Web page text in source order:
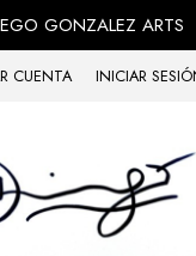
GONZALEZ ARTS
CUENTA INICIAR